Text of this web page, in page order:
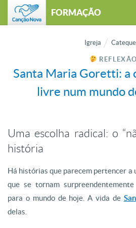
FORMAÇÃO
Igreja
REFLEXÃO
Santa Maria Goretti: a
livre num mundo
Uma escolha radical: o
história
Há histórias que parecem pertencer a
que se tornam
para o mundo de hoje. A vida de
delas.